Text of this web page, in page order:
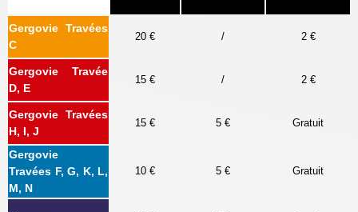
Gergovie Travées
C
20 € / 2 €
Gergovie Travée
D, E
15 € / 2 €
Gergovie Travées
H, I, J
15 € 5 € Gratuit
Gergovie
Travées F, G, K, L,
M, N
10 € 5 € Gratuit